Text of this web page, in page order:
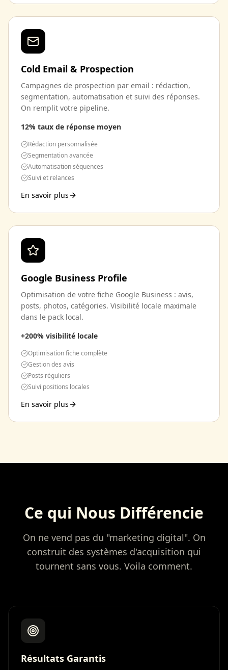
Cold Email & Prospection
Campagnes de prospection par email : rédaction,
segmentation, automatisation et suivi des réponses.
On remplit votre pipeline.
12% taux de réponse moyen
Rédaction personnalisée
Segmentation avancée
Automatisation séquences
Suivi et relances
En savoir plus
Google Business Profile
Optimisation de votre fiche Google Business : avis,
posts, photos, catégories. Visibilité locale maximale
dans le pack local.
+200% visibilité locale
Optimisation fiche complète
Gestion des avis
Posts réguliers
Suivi positions locales
En savoir plus
Ce qui Nous Différencie
On ne vend pas du "marketing digital". On
construit des systèmes d'acquisition qui
tournent sans vous. Voila comment.
Résultats Garantis